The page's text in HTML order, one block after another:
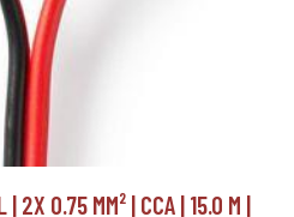
| 2X 0.75 MM² | CCA | 15.0 M |